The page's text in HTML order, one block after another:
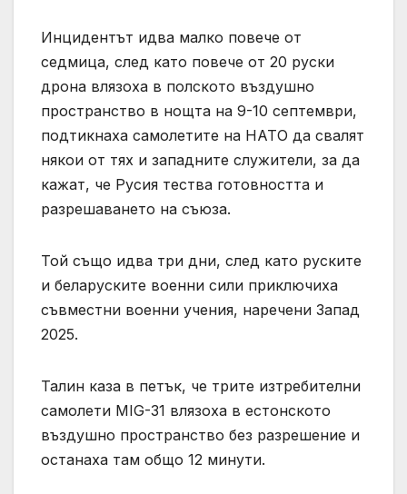
Инцидентът идва малко повече от
седмица, след като повече от 20 руски
дрона влязоха в полското въздушно
пространство в нощта на 9-10 септември,
подтикнаха самолетите на НАТО да свалят
някои от тях и западните служители, за да
кажат, че Русия тества готовността и
разрешаването на съюза.
Той също идва три дни, след като руските
и беларуските военни сили приключиха
съвместни военни учения, наречени Запад
2025.
Талин каза в петък, че трите изтребителни
самолети MIG-31 влязоха в естонското
въздушно пространство без разрешение и
останаха там общо 12 минути.